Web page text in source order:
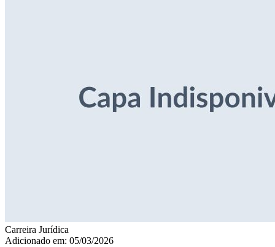
Carreira Jurídica
Adicionado em: 05/03/2026